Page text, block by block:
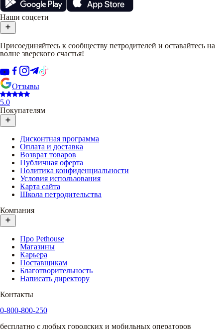
Наши соцсети
Присоединяйтесь к сообществу петродителей и оставайтесь на
волне зверского счастья!
Отзывы
5.0
Покупателям
Дисконтная программа
Оплата и доставка
Возврат товаров
Публичная оферта
Политика конфиденциальности
Условия использования
Карта сайта
Школа петродительства
Компания
Про Pethouse
Магазины
Карьера
Поставщикам
Благотворительность
Написать директору
Контакты
0-800-800-250
бесплатно с любых городских и мобильных операторов